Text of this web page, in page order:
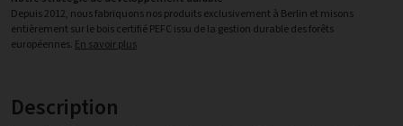
Depuis 2012, nous fabriquons nos produits exclusivement à Berlin et misons
entièrement sur le bois certifié PEFC issu de la gestion durable des forêts
européennes. En savoir plus
Description